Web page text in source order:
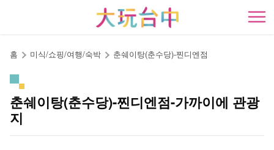
開
홈 미식/쇼핑/여행/숙박 춘쉐이탕(춘수당)-찐디엔점
춘쉐이탕(춘수당)-찐디엔점-가까이에 관광
지